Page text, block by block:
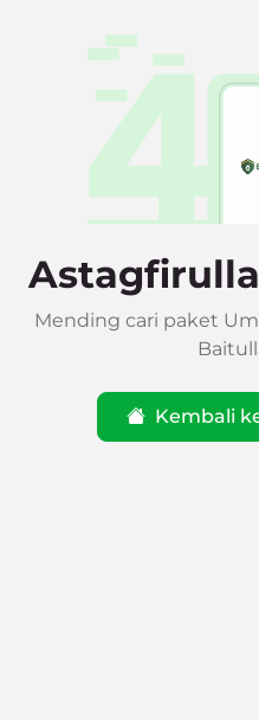
Mending cari paket
Kembali